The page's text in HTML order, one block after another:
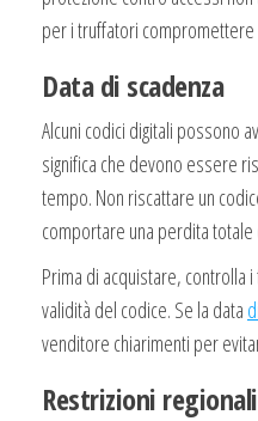
per i truffatori compromettere
Data di scadenza
Alcuni codici digitali possono
significa che devono essere
tempo. Non riscattare un
comportare una perdita
Prima di acquistare, controlla
validità del codice. Se la data
venditore chiarimenti per
Restrizioni regionali